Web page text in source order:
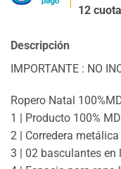
12
Descripción
IMPORTANTE : NO
Ropero Natal
1 | Producto 100%
2 | Corredera metálica
3 | 02 basculantes en